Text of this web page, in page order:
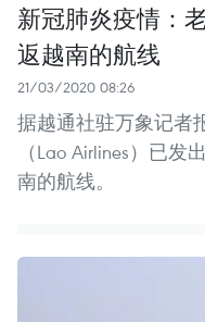
新冠肺炎疫情：
返越南的航线
21/03/2020 08:26
据越通社驻万象记者
（Lao Airlines）已
南的航线。